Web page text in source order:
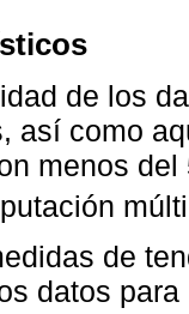
de los
así como
menos
de
datos